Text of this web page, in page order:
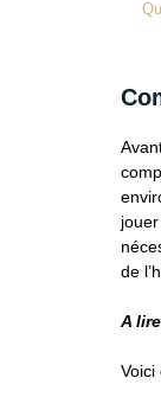
de
A
Voici